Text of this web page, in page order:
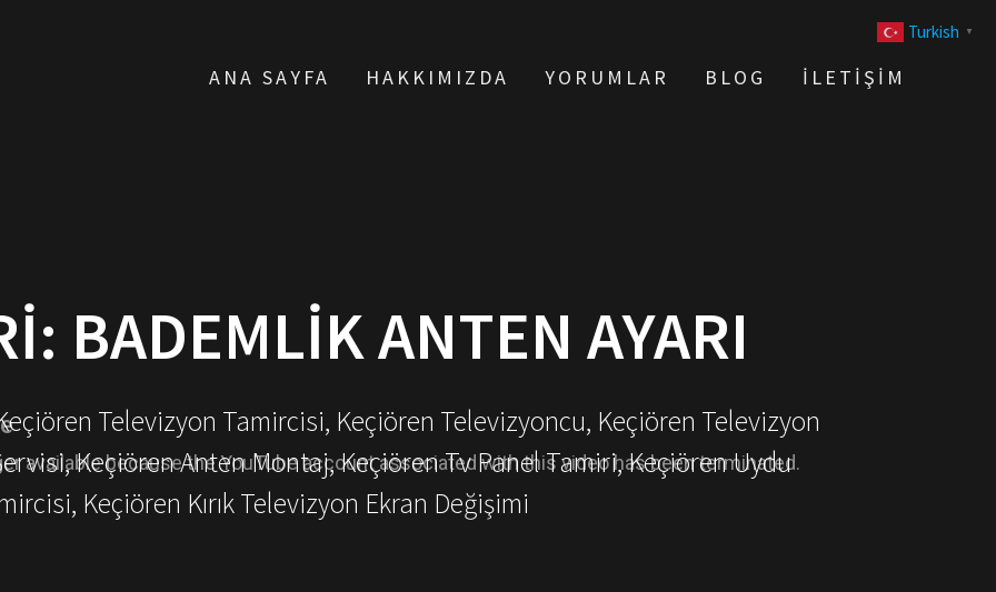
ANA SAYFA HAKKIMIZDA YORUMLAR BLOG İLETIŞIM
BADEMLIK ANTEN AYARI
Televizyon Tamircisi, Keçiören Televizyoncu, Keçiören Televizyon
Keçiören Anten Montaj, Keçiören Tv Panel Tamiri, Keçiören Uydu
Keçiören Kırık Televizyon Ekran Değişimi
Turkish ▼